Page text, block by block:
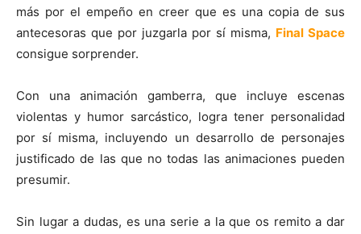
más por el empeño en creer que es una copia de sus
antecesoras que por juzgarla por sí misma, Final Space
consigue sorprender.
Con una animación gamberra, que incluye escenas
violentas y humor sarcástico, logra tener personalidad
por sí misma, incluyendo un desarrollo de personajes
justificado de las que no todas las animaciones pueden
presumir.
Sin lugar a dudas, es una serie a la que os remito a dar